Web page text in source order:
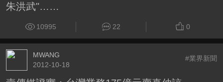
朱洪武"……
10995 22 0
MWANG
2012-10-18
#業界新聞